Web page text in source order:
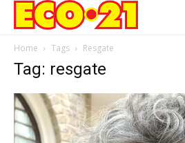
Home Tags Resgate
Tag: resgate